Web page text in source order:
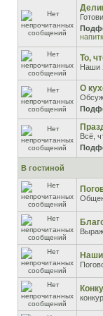
То,
Наши
О
Всё,
В гостиной